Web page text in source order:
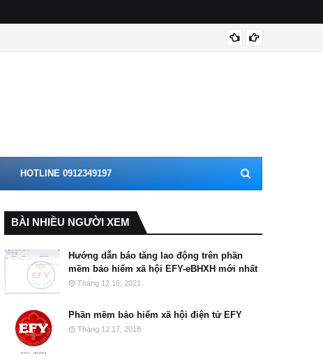
HOTLINE 0912349197
BÀI NHIỀU NGƯỜI XEM
Hướng dẫn báo tăng lao động trên phần
mềm bảo hiểm xã hội EFY-eBHXH mới nhất
Tháng 12 16, 2021
Phần mềm bảo hiểm xã hội điện tử EFY
Tháng 12 17, 2018